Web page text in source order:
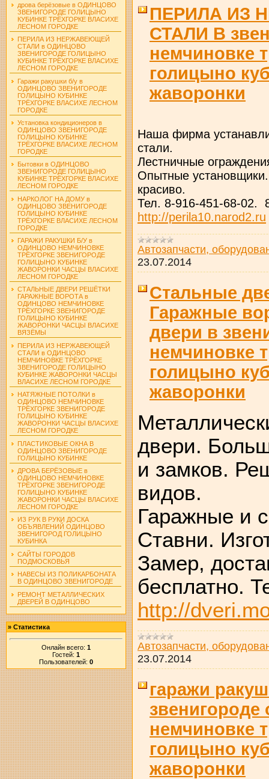
дрова берёзовые в ОДИНЦОВО
ЗВЕНИГОРОДЕ ГОЛИЦЫНО
КУБИНКЕ ТРЁХГОРКЕ ВЛАСИХЕ
ЛЕСНОМ ГОРОДКЕ
ПЕРИЛА ИЗ НЕРЖАВЕЮЩЕЙ
СТАЛИ в ОДИНЦОВО
ЗВЕНИГОРОДЕ ГОЛИЦЫНО
КУБИНКЕ ТРЁХГОРКЕ ВЛАСИХЕ
ЛЕСНОМ ГОРОДКЕ
Гаражи ракушки б/у в
ОДИНЦОВО ЗВЕНИГОРОДЕ
ГОЛИЦЫНО КУБИНКЕ
ТРЁХГОРКЕ ВЛАСИХЕ ЛЕСНОМ
ГОРОДКЕ
Установка кондиционеров в
ОДИНЦОВО ЗВЕНИГОРОДЕ
ГОЛИЦЫНО КУБИНКЕ
ТРЁХГОРКЕ ВЛАСИХЕ ЛЕСНОМ
ГОРОДКЕ
Бытовки в ОДИНЦОВО
ЗВЕНИГОРОДЕ ГОЛИЦЫНО
КУБИНКЕ ТРЁХГОРКЕ ВЛАСИХЕ
ЛЕСНОМ ГОРОДКЕ
НАРКОЛОГ НА ДОМУ в
ОДИНЦОВО ЗВЕНИГОРОДЕ
ГОЛИЦЫНО КУБИНКЕ
ТРЁХГОРКЕ ВЛАСИХЕ ЛЕСНОМ
ГОРОДКЕ
ГАРАЖИ РАКУШКИ Б/У в
ОДИНЦОВО НЕМЧИНОВКЕ
ТРЁХГОРКЕ ЗВЕНИГОРОДЕ
ГОЛИЦЫНО КУБИНКЕ
ЖАВОРОНКИ ЧАСЦЫ ВЛАСИХЕ
ЛЕСНОМ ГОРОДКЕ
СТАЛЬНЫЕ ДВЕРИ РЕШЁТКИ
ГАРАЖНЫЕ ВОРОТА в
ОДИНЦОВО НЕМЧИНОВКЕ
ТРЁХГОРКЕ ЗВЕНИГОРОДЕ
ГОЛИЦЫНО КУБИНКЕ
ЖАВОРОНКИ ЧАСЦЫ ВЛАСИХЕ
ВЯЗЁМЫ
ПЕРИЛА ИЗ НЕРЖАВЕЮЩЕЙ
СТАЛИ в ОДИНЦОВО
НЕМЧИНОВКЕ ТРЁХГОРКЕ
ЗВЕНИГОРОДЕ ГОЛИЦЫНО
КУБИНКЕ ЖАВОРОНКИ ЧАСЦЫ
ВЛАСИХЕ ЛЕСНОМ ГОРОДКЕ
НАТЯЖНЫЕ ПОТОЛКИ в
ОДИНЦОВО НЕМЧИНОВКЕ
ТРЁХГОРКЕ ЗВЕНИГОРОДЕ
ГОЛИЦЫНО КУБИНКЕ
ЖАВОРОНКИ ЧАСЦЫ ВЛАСИХЕ
ЛЕСНОМ ГОРОДКЕ
ПЛАСТИКОВЫЕ ОКНА В
ОДИНЦОВО ЗВЕНИГОРОДЕ
ГОЛИЦЫНО КУБИНКЕ
ДРОВА БЕРЁЗОВЫЕ в
ОДИНЦОВО НЕМЧИНОВКЕ
ТРЁХГОРКЕ ЗВЕНИГОРОДЕ
ГОЛИЦЫНО КУБИНКЕ
ЖАВОРОНКИ ЧАСЦЫ ВЛАСИХЕ
ЛЕСНОМ ГОРОДКЕ
ИЗ РУК В РУКИ ДОСКА
ОБЪЯВЛЕНИЙ ОДИНЦОВО
ЗВЕНИГОРОД ГОЛИЦЫНО
КУБИНКА
САЙТЫ ГОРОДОВ
ПОДМОСКОВЬЯ
НАВЕСЫ ИЗ ПОЛИКАРБОНАТА
В ОДИНЦОВО ЗВЕНИГОРОДЕ
РЕМОНТ МЕТАЛЛИЧЕСКИХ
ДВЕРЕЙ В ОДИНЦОВО
» Статистика
Онлайн всего: 1
Гостей: 1
Пользователей: 0
ПЕРИЛА ИЗ
СТАЛИ В
немчиновке
голицыно
жаворонки
Наша фирма
стали.
Лестничные
Опытные
красиво.
Тел. 8-916-451-68-02.
http://perila10.narod2.ru
Автозапчасти,
23.07.2014
Стальные
Гаражные
двери в
немчиновке
голицыно
жаворонки
двери.
и замков.
видов.
Гаражные и
Ставни.
Замер,
бесплатно.
http://
Автозапчасти,
23.07.2014
гаражи
немчиновке
голицыно
жаворонки